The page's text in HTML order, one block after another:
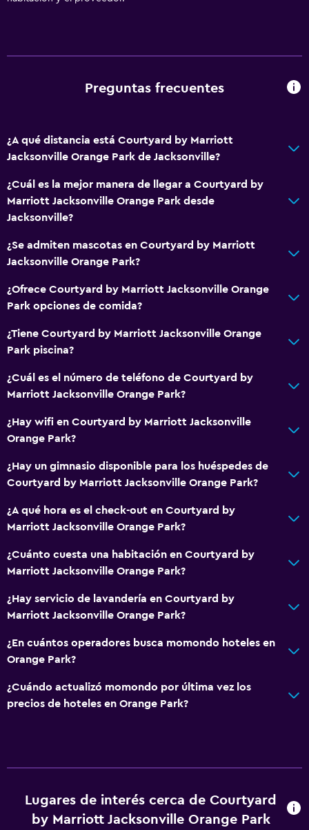
Mascotas permitidas bajo consulta (pueden aplicar cargos
Ascensor
Para no fumadores
Almohada sin plumas
Microondas
Bar/lounge
Nevera
Sistema de entretenimiento
TV de pantalla plana
TV por cable o vía satélite
Canales de pago
Servicio de streaming
TV
Posibilidad de habitaciones conectadas
Teléfono
Alfombrado
Espacio de almacenamiento
Caja fuerte
Preguntas frecuentes
¿A qué distancia está Courtyard by Marriott
Jacksonville Orange Park de Jacksonville?
¿Cuál es la mejor manera de llegar a Courtyard by
Marriott Jacksonville Orange Park desde
Jacksonville?
¿Se admiten mascotas en Courtyard by Marriott
Jacksonville Orange Park?
¿Ofrece Courtyard by Marriott Jacksonville Orange
Park opciones de comida?
¿Tiene Courtyard by Marriott Jacksonville Orange
Park piscina?
¿Cuál es el número de teléfono de Courtyard by
Marriott Jacksonville Orange Park?
¿Hay wifi en Courtyard by Marriott Jacksonville
Orange Park?
¿Hay un gimnasio disponible para los huéspedes de
Courtyard by Marriott Jacksonville Orange Park?
¿A qué hora es el check-out en Courtyard by
Marriott Jacksonville Orange Park?
¿Cuánto cuesta una habitación en Courtyard by
Marriott Jacksonville Orange Park?
¿Hay servicio de lavandería en Courtyard by
Marriott Jacksonville Orange Park?
¿En cuántos operadores busca momondo hoteles en
Orange Park?
¿Cuándo actualizó momondo por última vez los
precios de hoteles en Orange Park?
Lugares de interés cerca de Courtyard
by Marriott Jacksonville Orange Park